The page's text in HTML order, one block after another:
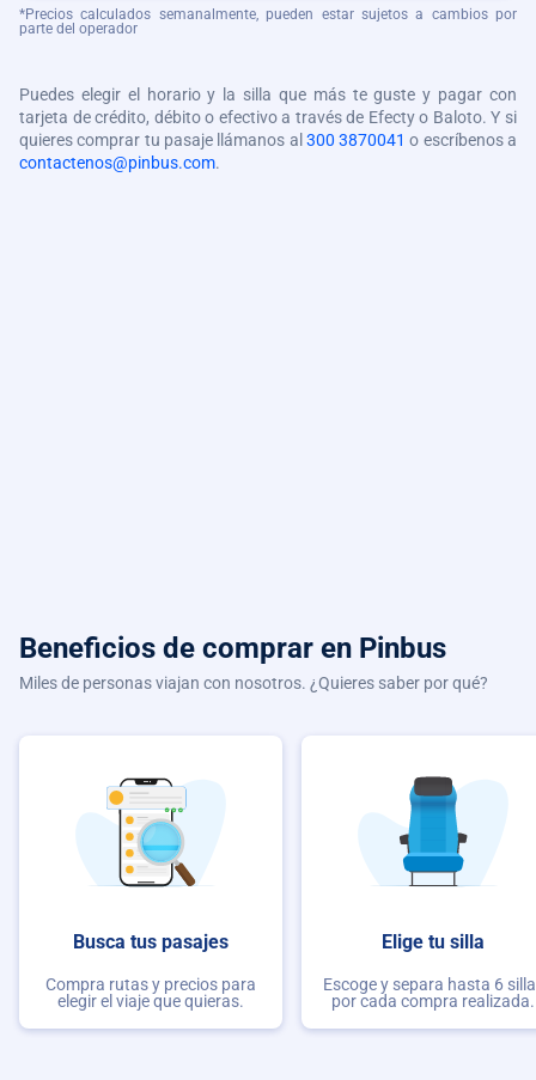
*Precios calculados semanalmente, pueden estar sujetos a cambios por
parte del operador
Puedes elegir el horario y la silla que más te guste y pagar con
tarjeta de crédito, débito o efectivo a través de Efecty o Baloto. Y si
quieres comprar tu pasaje llámanos al 300 3870041 o escríbenos a
contactenos@pinbus.com.
Beneficios de comprar en Pinbus
Miles de personas viajan con nosotros. ¿Quieres saber por qué?
Busca tus pasajes
Compra rutas y precios para
elegir el viaje que quieras.
Elige tu silla
Escoge y separa hasta 6
por cada compra realizada.